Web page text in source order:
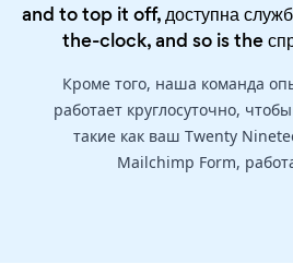
and to top it off, доступна
the-clock, and so is the
Кроме того, наша команда
работает круглосуточно,
такие как ваш Twenty
Mailchimp Form,